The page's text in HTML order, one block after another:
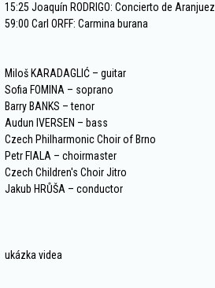
15:25 Joaquín RODRIGO: Concierto de Aranjuez
59:00 Carl ORFF: Carmina burana
Miloš KARADAGLIĆ – guitar
Sofia FOMINA – soprano
Barry BANKS – tenor
Audun IVERSEN – bass
Czech Philharmonic Choir of Brno
Petr FIALA – choirmaster
Czech Children's Choir Jitro
Jakub HRŮŠA – conductor
ukázka videa